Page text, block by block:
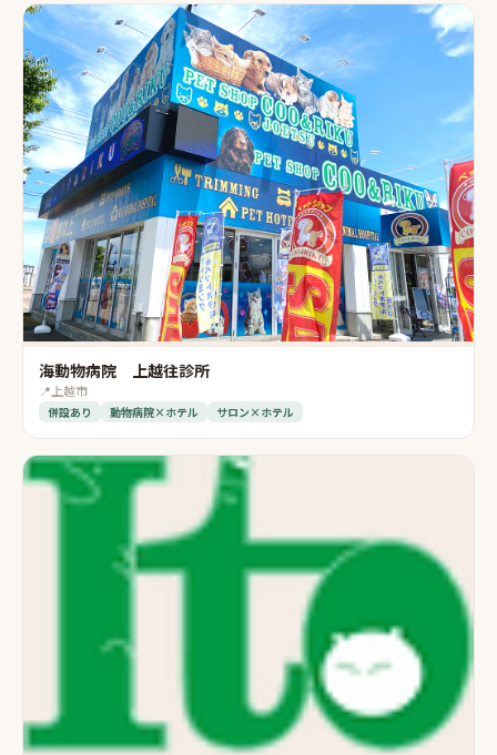
海動物病院 上越往診所
📍 上越市
併設あり 動物病院×ホテル サロン×ホテル